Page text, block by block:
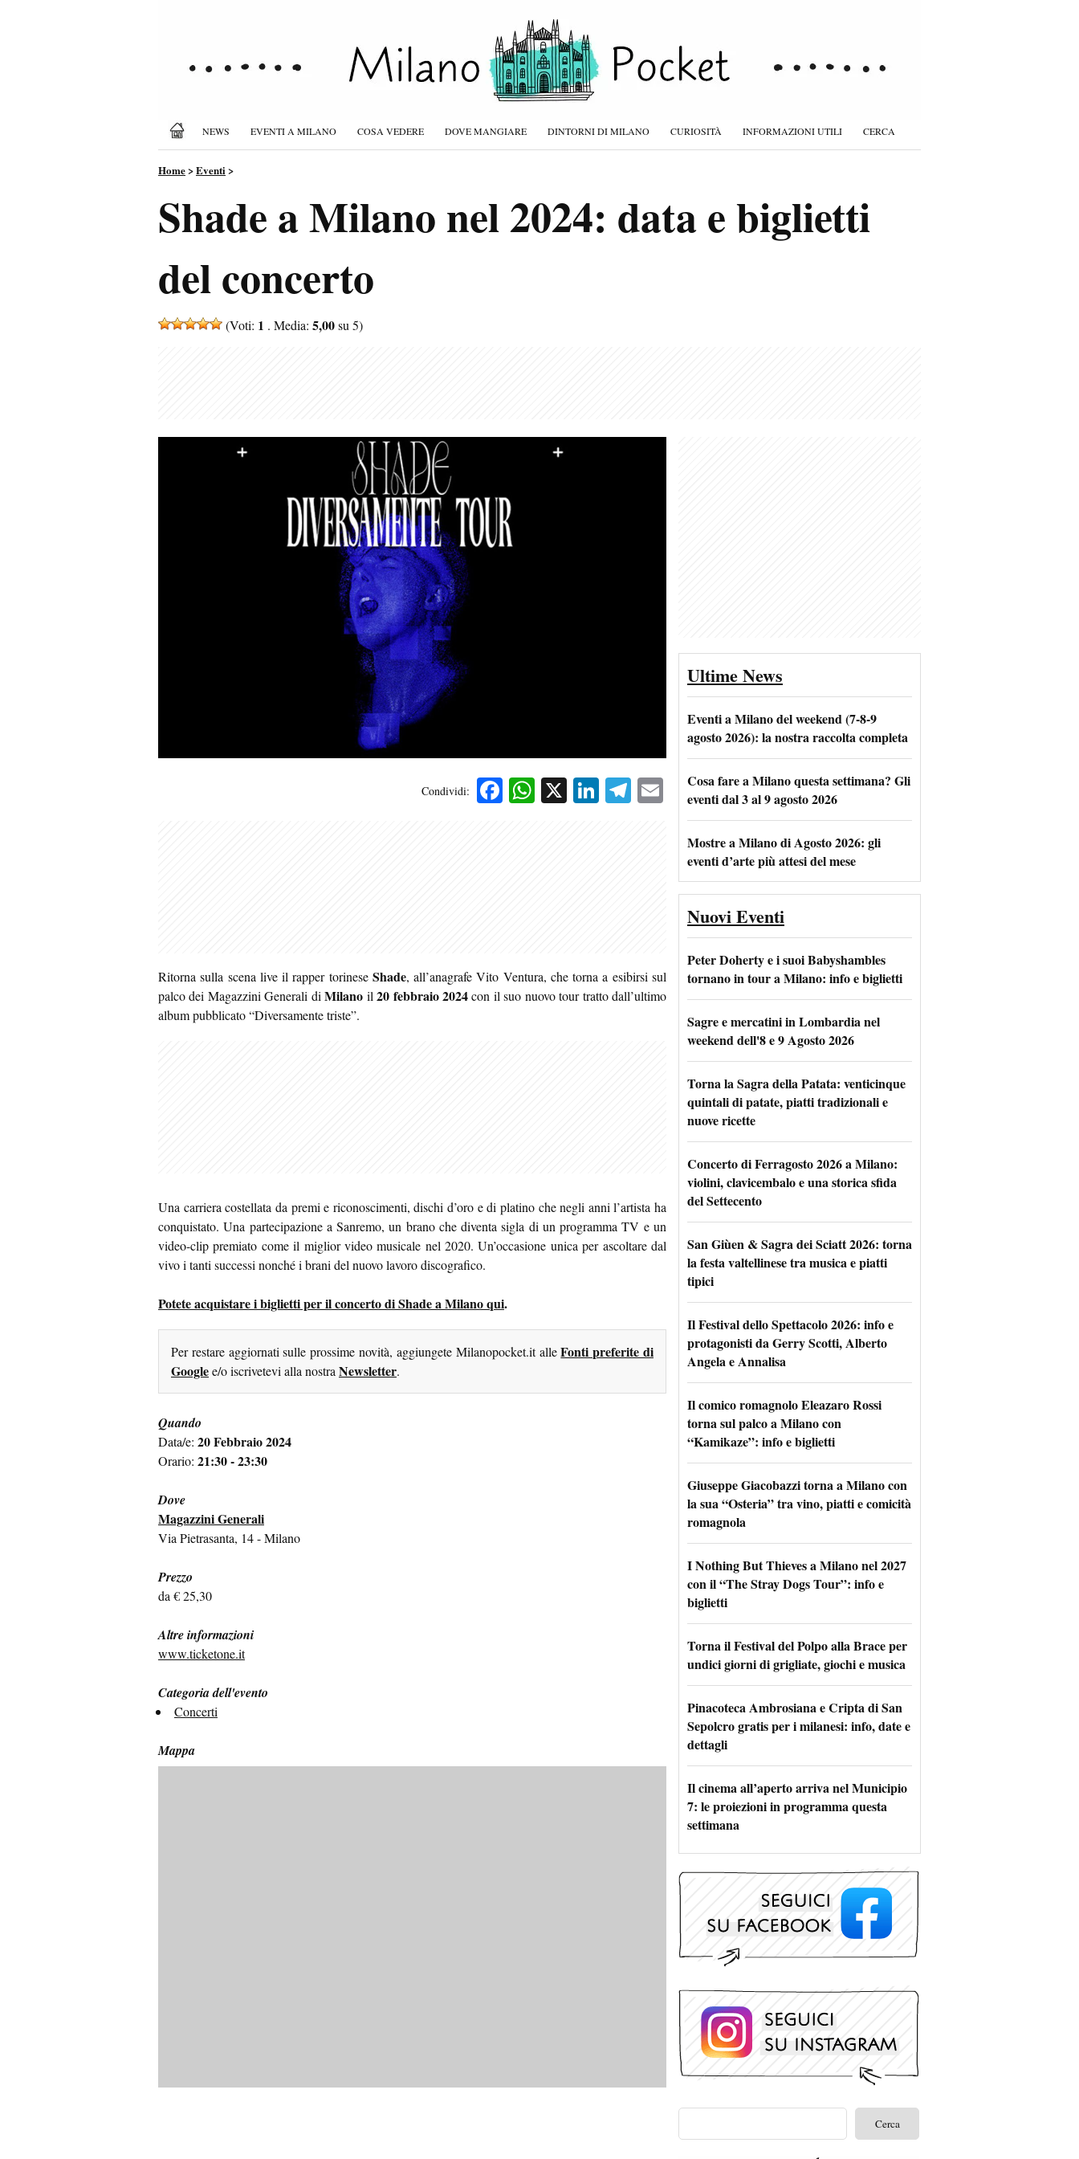
NEWS EVENTI A MILANO COSA VEDERE DOVE MANGIARE DINTORNI DI MILANO CURIOSITÀ INFORMAZIONI UTILI CERCA
Home>Eventi>
Shade a Milano nel 2024: data e biglietti
del concerto
(Voti: 1 . Media: 5,00su 5)
Condividi: Facebook
WhatsApp
X LinkedIn
Telegram
Email
Ritorna sulla scena live il rapper torinese Shade, all’anagrafe Vito Ventura, che torna a esibirsi sul
palco dei Magazzini Generali diMilano il20 febbraio 2024con il suo nuovo tour tratto dall’ultimo
album pubblicato “Diversamente triste”.
Una carriera costellata da premi e riconoscimenti, dischi d’oro e di platino che negli anni l’artista ha
conquistato. Una partecipazione a Sanremo, un brano che diventa sigla di un programma TV e un
video-clip premiato come il miglior video musicale nel 2020. Un’occasione unica per ascoltare dal
vivo i tanti successi nonché i brani del nuovo lavoro discografico.
Potete acquistare i biglietti per il concerto di Shade a Milano qui.
Per restare aggiornati sulle prossime novità, aggiungete Milanopocket.it alleFonti preferite di
Googlee/o iscrivetevi alla nostraNewsletter.
Quando
Data/e: 20 Febbraio 2024
Orario: 21:30 - 23:30
Dove
Magazzini Generali
Via Pietrasanta, 14 - Milano
Prezzo
da € 25,30
Altre informazioni
www.ticketone.it
Categoria dell'evento
Concerti
Mappa
Ultime News
Eventi a Milano del weekend (7-8-9
agosto 2026): la nostra raccolta completa
Cosa fare a Milano questa settimana? Gli
eventi dal 3 al 9 agosto 2026
Mostre a Milano di Agosto 2026: gli
eventi d’arte più attesi del mese
Nuovi Eventi
Peter Doherty e i suoi Babyshambles
tornano in tour a Milano: info e biglietti
Sagre e mercatini in Lombardia nel
weekend dell'8 e 9 Agosto 2026
Torna la Sagra della Patata: venticinque
quintali di patate, piatti tradizionali e
nuove ricette
Concerto di Ferragosto 2026 a Milano:
violini, clavicembalo e una storica sfida
del Settecento
San Giùen & Sagra dei Sciatt 2026: torna
la festa valtellinese tra musica e piatti
tipici
Il Festival dello Spettacolo 2026: info e
protagonisti da Gerry Scotti, Alberto
Angela e Annalisa
Il comico romagnolo Eleazaro Rossi
torna sul palco a Milano con
“Kamikaze”: info e biglietti
Giuseppe Giacobazzi torna a Milano con
la sua “Osteria” tra vino, piatti e comicità
romagnola
I Nothing But Thieves a Milano nel 2027
con il “The Stray Dogs Tour”: info e
biglietti
Torna il Festival del Polpo alla Brace per
undici giorni di grigliate, giochi e musica
Pinacoteca Ambrosiana e Cripta di San
Sepolcro gratis per i milanesi: info, date e
dettagli
Il cinema all’aperto arriva nel Municipio
7: le proiezioni in programma questa
settimana